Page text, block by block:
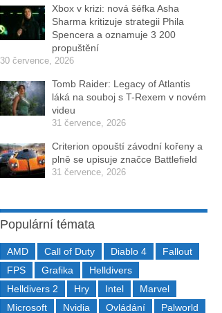
Xbox v krizi: nová šéfka Asha
Sharma kritizuje strategii Phila
Spencera a oznamuje 3 200
propuštění
30 července, 2026
Tomb Raider: Legacy of Atlantis
láká na souboj s T-Rexem v novém
videu
31 července, 2026
Criterion opouští závodní kořeny a
plně se upisuje značce Battlefield
31 července, 2026
Populární témata
AMD Call of Duty Diablo 4
Fallout
FPS
Grafika
Helldivers
Helldivers 2
Hry Intel
Marvel
Microsoft
Nvidia Ovládání
Palworld